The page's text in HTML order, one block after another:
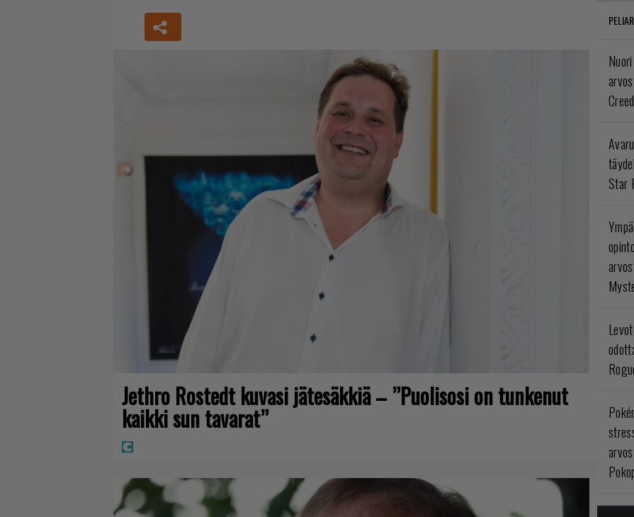
Jethro Rostedt kuvasi jätesäkkiä – ”Puolisosi on tunkenut
kaikki sun tavarat”
Star